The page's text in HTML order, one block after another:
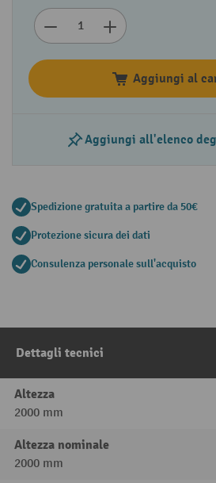
Aggiungi al
Aggiungi all'elenco
Spedizione gratuita a partire da 50€
Protezione sicura dei dati
Consulenza personale sull'acquisto
Dettagli tecnici
Altezza
2000 mm
Altezza nominale
2000 mm